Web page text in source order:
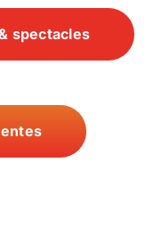
spectacles